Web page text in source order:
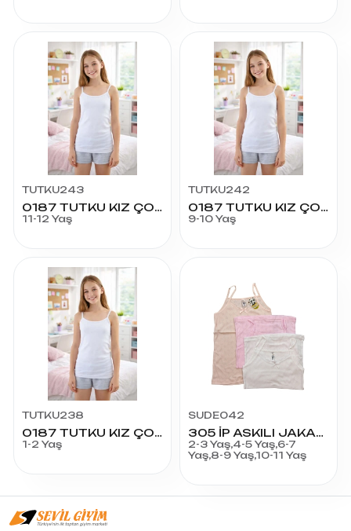
TUTKU243
0187 TUTKU KIZ ÇOCUK İP ASKILI ATLET NO:6
11-12 Yaş
TUTKU242
0187 TUTKU KIZ ÇOCUK İP ASKILI ATLET NO:5
9-10 Yaş
TUTKU238
0187 TUTKU KIZ ÇOCUK İP ASKILI ATLET NO:1
1-2 Yaş
SUDE042
305 İP ASKILI JAKARLI ATLET
2-3 Yaş,4-5 Yaş,6-7
Yaş,8-9 Yaş,10-11 Yaş